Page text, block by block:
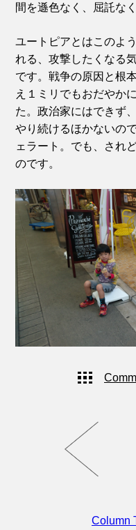
間を遜色なく、屈託な
ユートピアとはこのよ
れる、攻撃したくなる
です。戦争の原因と根
え１ミリでもおだやか
た。政治家にはできず
やり続けるほかないの
ェラート。でも、され
のです。
Column